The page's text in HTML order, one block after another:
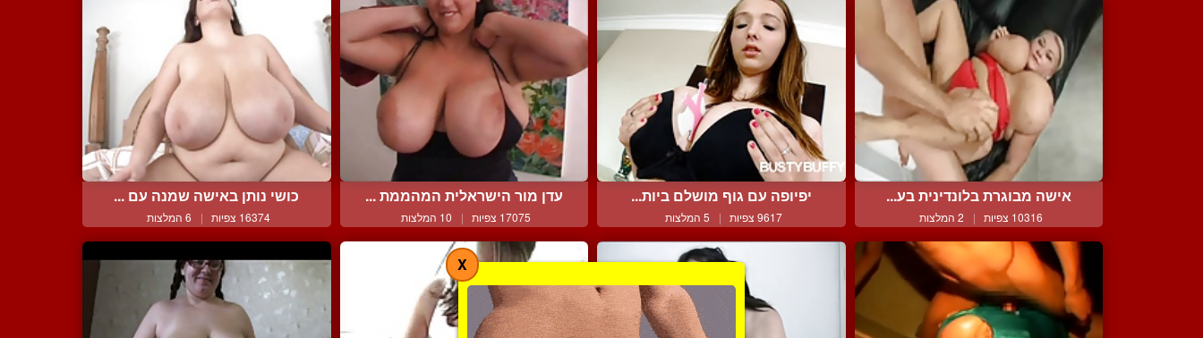
אישה מבוגרת בלונדינית בע...
10316 צפיות | 2 המלצות
יפיופה עם גוף מושלם ביות...
9617 צפיות | 5 המלצות
עדן מור הישראלית המהממת ...
17075 צפיות | 10 המלצות
כושי נותן באישה שמנה עם ...
16374 צפיות | 6 המלצות
X